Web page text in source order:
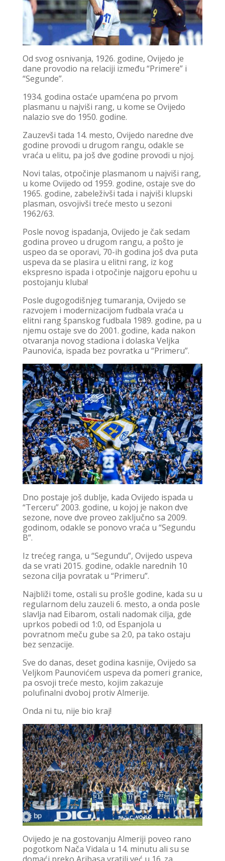
Od svog osnivanja, 1926. godine, Ovijedo je
dane provodio na relaciji između “Primere” i
“Segunde”.
1934. godina ostaće upamćena po prvom
plasmanu u najviši rang, u kome se Ovijedo
nalazio sve do 1950. godine.
Zauzevši tada 14. mesto, Ovijedo naredne dve
godine provodi u drugom rangu, odakle se
vraća u elitu, pa još dve godine provodi u njoj.
Novi talas, otpočinje plasmanom u najviši rang,
u kome Ovijedo od 1959. godine, ostaje sve do
1965. godine, zabeleživši tada i najviši klupski
plasman, osvojivši treće mesto u sezoni
1962/63.
Posle novog ispadanja, Ovijedo je čak sedam
godina proveo u drugom rangu, a pošto je
uspeo da se oporavi, 70-ih godina još dva puta
uspeva da se plasira u elitni rang, iz kog
ekspresno ispada i otpočinje najgoru epohu u
postojanju kluba!
Posle dugogodišnjeg tumaranja, Ovijedo se
razvojem i modernizacijom fudbala vraća u
elitni rang španskog fudbala 1989. godine, pa u
njemu ostaje sve do 2001. godine, kada nakon
otvaranja novog stadiona i dolaska Veljka
Paunovića, ispada bez povratka u “Primeru”.
Dno postaje još dublje, kada Ovijedo ispada u
“Terceru” 2003. godine, u kojoj je nakon dve
sezone, nove dve proveo zaključno sa 2009.
godinom, odakle se ponovo vraća u “Segundu
B”.
Iz trećeg ranga, u “Segundu”, Ovijedo uspeva
da se vrati 2015. godine, odakle narednih 10
sezona cilja povratak u “Primeru”.
Najbliži tome, ostali su prošle godine, kada su u
regularnom delu zauzeli 6. mesto, a onda posle
slavlja nad Eibarom, ostali nadomak cilja, gde
uprkos pobedi od 1:0, od Espanjola u
povratnom meču gube sa 2:0, pa tako ostaju
bez senzacije.
Sve do danas, deset godina kasnije, Ovijedo sa
Veljkom Paunovićem uspeva da pomeri granice,
pa osvoji treće mesto, kojim zakazuje
polufinalni dvoboj protiv Almerije.
Onda ni tu, nije bio kraj!
Ovijedo je na gostovanju Almeriji poveo rano
pogotkom Nača Vidala u 14. minutu ali su se